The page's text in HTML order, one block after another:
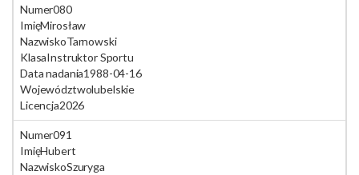
Numer080
ImięMirosław
NazwiskoTarnowski
KlasaInstruktor Sportu
Data nadania1988-04-16
Województwolubelskie
Licencja2026
Numer091
ImięHubert
NazwiskoSzuryga